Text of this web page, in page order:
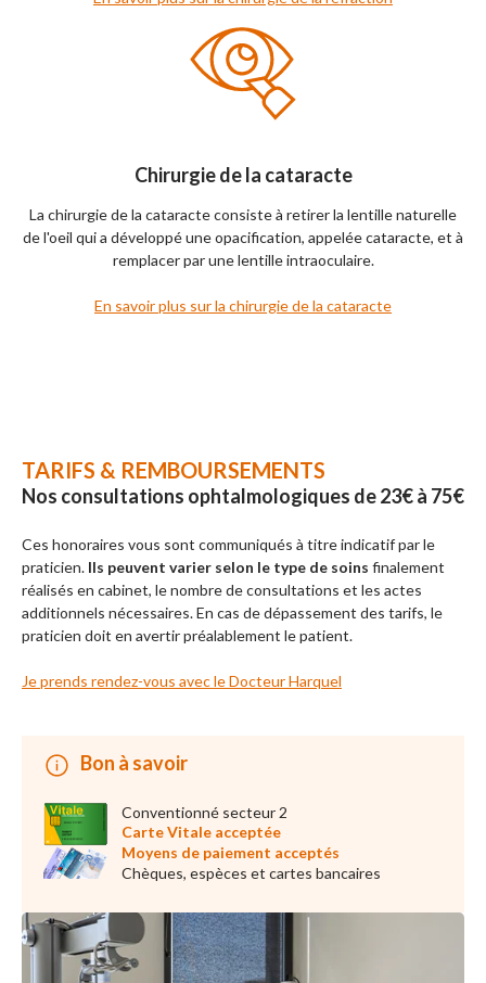
Chirurgie de la cataracte
La chirurgie de la cataracte consiste à retirer la lentille naturelle
de l'oeil qui a développé une opacification, appelée cataracte, et à
remplacer par une lentille intraoculaire.
En savoir plus sur la chirurgie de la cataracte
TARIFS & REMBOURSEMENTS
Nos consultations ophtalmologiques de 23€ à 75€
Ces honoraires vous sont communiqués à titre indicatif par le
praticien. Ils peuvent varier selon le type de soins finalement
réalisés en cabinet, le nombre de consultations et les actes
additionnels nécessaires. En cas de dépassement des tarifs, le
praticien doit en avertir préalablement le patient.
Je prends rendez-vous avec le Docteur Harquel
Bon à savoir
Conventionné secteur 2
Carte Vitale acceptée
Moyens de paiement acceptés
Chèques, espèces et cartes bancaires